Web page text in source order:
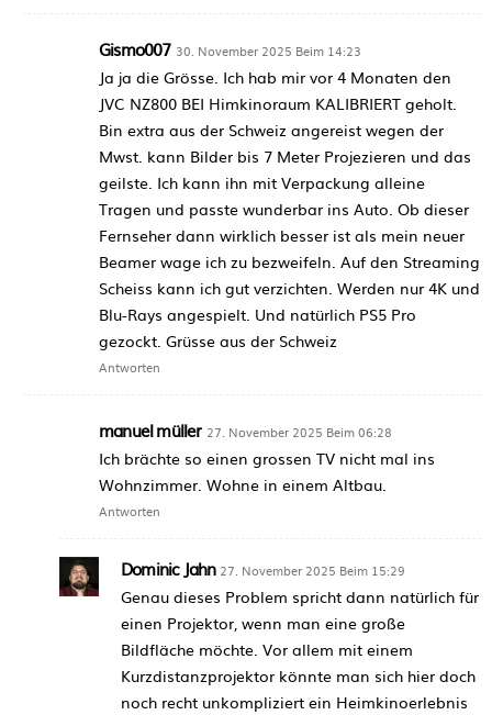
Gismo007 30. November 2025 Beim 14:23
Ja ja die Grösse. Ich hab mir vor 4 Monaten den
JVC NZ800 BEI Himkinoraum KALIBRIERT geholt.
Bin extra aus der Schweiz angereist wegen der
Mwst. kann Bilder bis 7 Meter Projezieren und das
geilste. Ich kann ihn mit Verpackung alleine
Tragen und passte wunderbar ins Auto. Ob dieser
Fernseher dann wirklich besser ist als mein neuer
Beamer wage ich zu bezweifeln. Auf den Streaming
Scheiss kann ich gut verzichten. Werden nur 4K und
Blu-Rays angespielt. Und natürlich PS5 Pro
gezockt. Grüsse aus der Schweiz
Antworten
manuel müller 27. November 2025 Beim 06:28
Ich brächte so einen grossen TV nicht mal ins
Wohnzimmer. Wohne in einem Altbau.
Antworten
Dominic Jahn 27. November 2025 Beim 15:29
Genau dieses Problem spricht dann natürlich für
einen Projektor, wenn man eine große
Bildfläche möchte. Vor allem mit einem
Kurzdistanzprojektor könnte man sich hier doch
noch recht unkompliziert ein Heimkinoerlebnis